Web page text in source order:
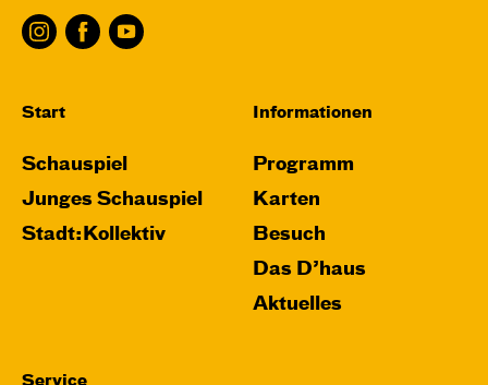
Start
Schauspiel
Junges Schauspiel
Stadt:Kollektiv
Informationen
Programm
Karten
Besuch
Das D’haus
Aktuelles
Service